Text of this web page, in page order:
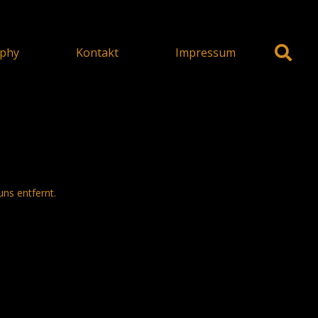
Kontakt Impressum
entfernt.